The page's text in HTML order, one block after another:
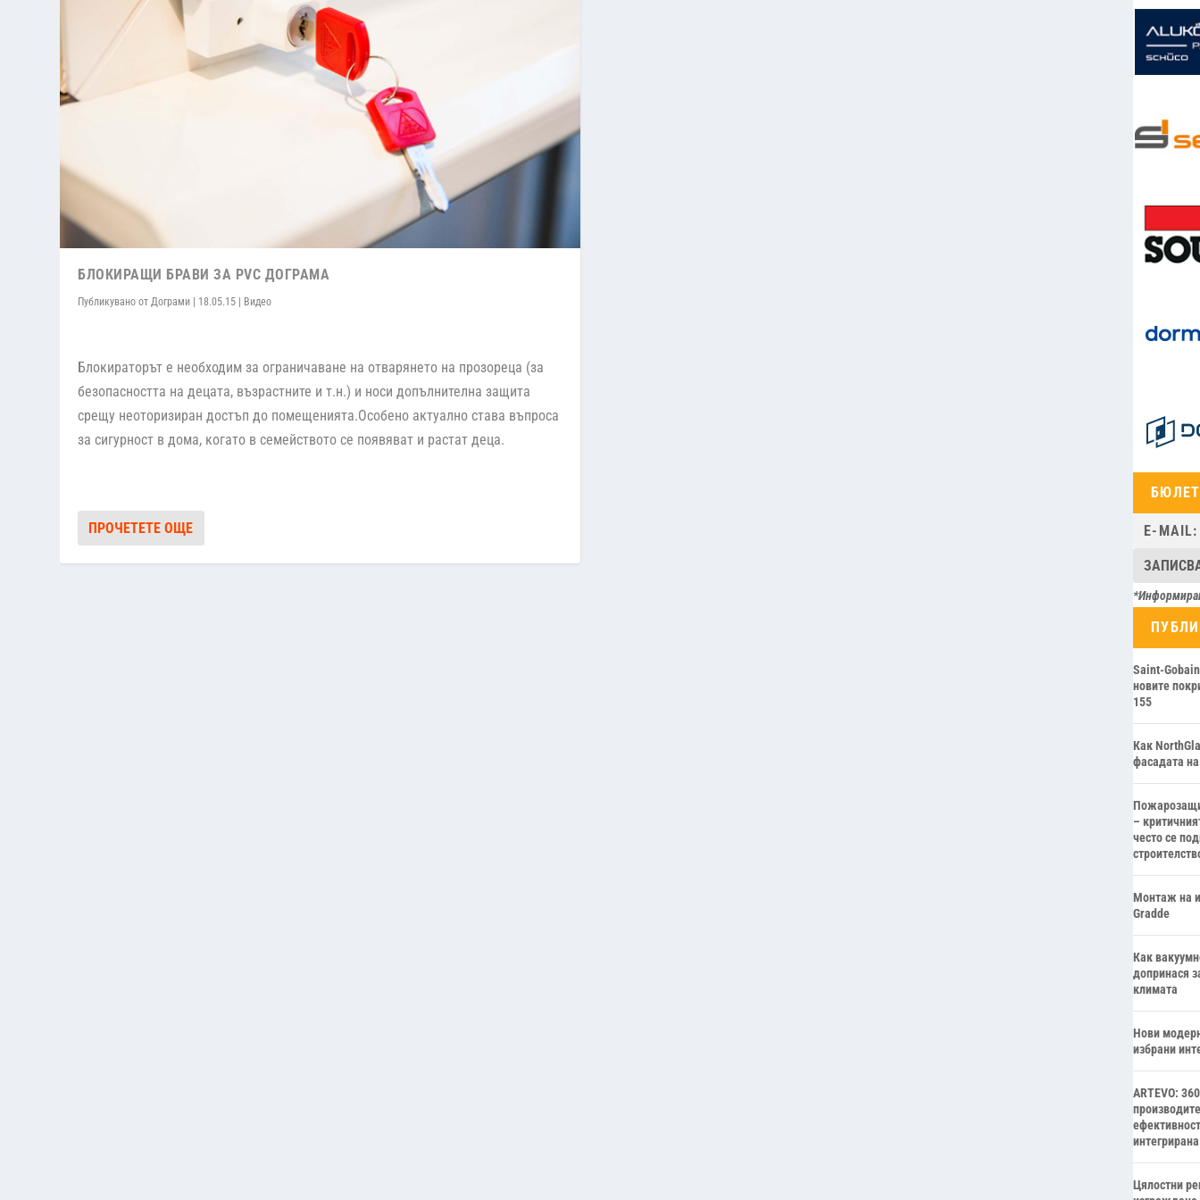
БЛОКИРАЩИ БРАВИ ЗА PVC ДОГРАМА
Публикувано от Дограми | 18.05.15 | Видео
Блокираторът е необходим за ограничаване на отварянето на прозореца (за
безопасността на децата, възрастните и т.н.) и носи допълнителна защита
срещу неоторизиран достъп до помещенията.Особено актуално става въпроса
за сигурност в дома, когато в семейството се появяват и растат деца.
ПРОЧЕТЕТЕ ОЩЕ
Saint-
новите
155
Как
фасадата
–
често се
Монтаж на
Gradde
Как
допринася
климата
Нови
избрани
ARTEVO:
Цялостни